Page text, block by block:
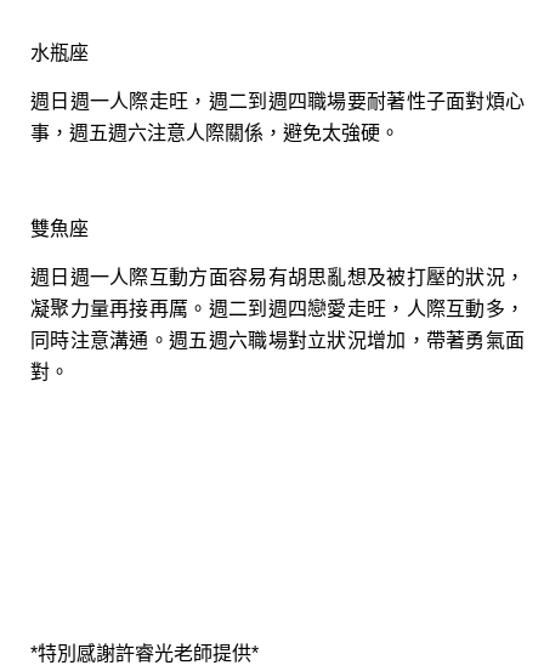
水瓶座
週日週一人際走旺，週二到週四職場要耐著性子面對煩心
事，週五週六注意人際關係，避免太強硬。
雙魚座
週日週一人際互動方面容易有胡思亂想及被打壓的狀況，
凝聚力量再接再厲。週二到週四戀愛走旺，人際互動多，
同時注意溝通。週五週六職場對立狀況增加，帶著勇氣面
對。
*特別感謝許睿光老師提供*